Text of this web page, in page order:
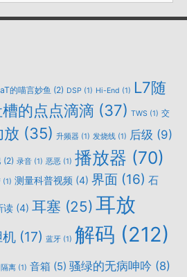
的喵言妙鱼 (2) DSP (1) Hi-End (1) L7随
的点点滴滴 (37) TWS (1) 交
放 (35) 升频器 (1) 发烧线 (1) 后级 (9)
(2) 录音 (1) 恶恶 (1) 播放器 (70)
(1) 测量科普视频 (4) 界面 (16) 石
读 (4) 耳塞 (25) 耳放
机 (17) 蓝牙 (1) 解码 (212)
隔离 (1) 音箱 (5) 骚绿的无病呻吟 (8)